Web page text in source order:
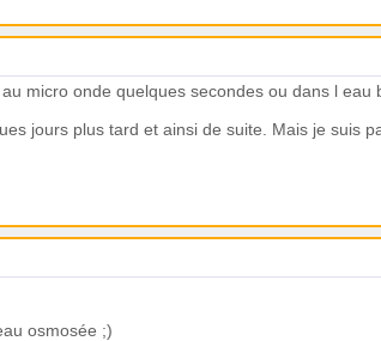
micro onde quelques secondes ou dans l eau
jours plus tard et ainsi de suite. Mais je suis
osmosée ;)